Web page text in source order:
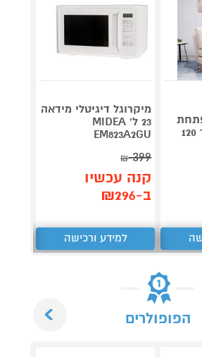
נפתחת
למיטה דגם לילך 120
מיקרוגל דיגיטלי מידאה
23 ל' MIDEA
EM823A2GU
399
₪
קנה עכשיו
ב-₪296
למידע ורכישה
הפופולרים